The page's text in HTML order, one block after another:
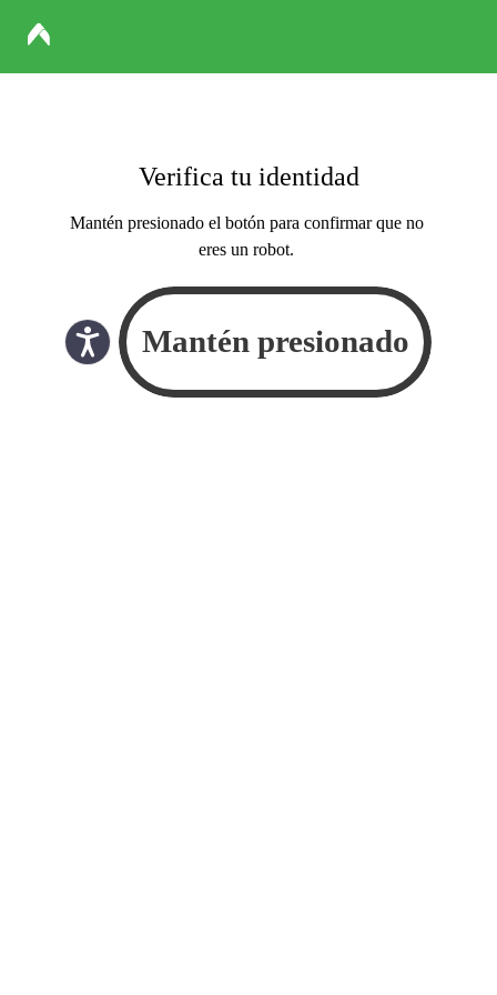
Verifica tu identidad
Mantén presionado el botón para confirmar que no
eres un robot.